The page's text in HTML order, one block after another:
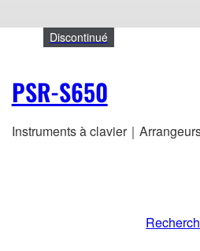
PSR-S650
Discontinué
Instruments à clavier｜